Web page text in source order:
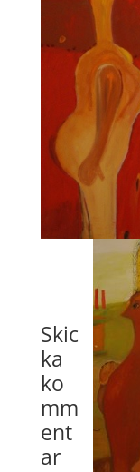
Skic
ka
ko
mm
ent
ar